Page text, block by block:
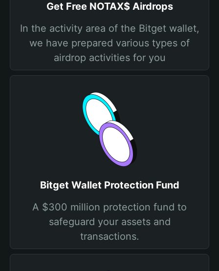
Get Free NOTAX$ Airdrops
In the activity area of the Bitget wallet,
we have prepared various types of
airdrop activities for you
Bitget Wallet Protection Fund
A $300 million protection fund to
safeguard your assets and
transactions.